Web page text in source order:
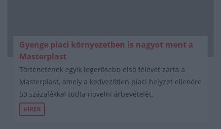
Gyenge piaci környezetben is nagyot ment a
Masterplast
Történetének egyik legerősebb első félévét zárta a
Masterplast, amely a kedvezőtlen piaci helyzet ellenére
53 százalékkal tudta növelni árbevételét.
HÍREK